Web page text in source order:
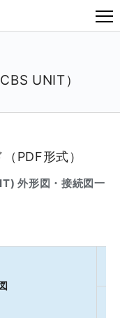
UNIT）
PDF形式）
外形図・接続図一